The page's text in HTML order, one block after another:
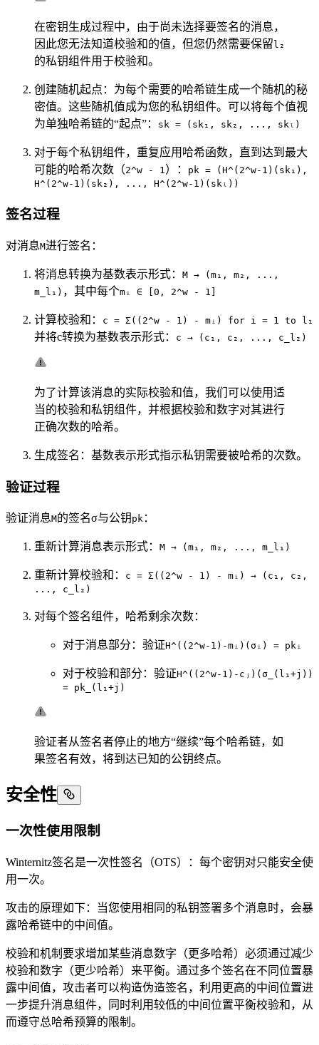
在密钥生成过程中，由于尚未选择要签名的消息，
因此您无法知道校验和的值，但您仍然需要保留 l₂
的私钥组件用于校验和。
创建随机起点：为每个需要的哈希链生成一个随机的秘
密值。这些随机值成为您的私钥组件。可以将每个值视
为单独哈希链的“起点”：
sk = (sk₁, sk₂, ..., skₗ)
对于每个私钥组件，重复应用哈希函数，直到达到最大
可能的哈希次数（2^w - 1）：
pk = (H^(2^w-1)(sk₁),
H^(2^w-1)(sk₂), ..., H^(2^w-1)(skₗ))
签名过程
对消息M进行签名：
将消息转换为基数表示形式： M → (m₁, m₂, ...,
m_l₁) ，其中每个mᵢ ∈ [0, 2^w - 1]
计算校验和： c = Σ((2^w - 1) - mᵢ) for i = 1 to l₁
并将c转换为基数表示形式： c → (c₁, c₂, ..., c_l₂)
为了计算该消息的实际校验和值，我们可以使用适
当的校验和私钥组件，并根据校验和数字对其进行
正确次数的哈希。
生成签名：基数表示形式指示私钥需要被哈希的次数。
验证过程
验证消息M的签名σ与公钥 pk ：
重新计算消息表示形式： M → (m₁, m₂, ..., m_l₁)
重新计算校验和：
c = Σ((2^w - 1) - mᵢ) → (c₁, c₂,
..., c_l₂)
对每个签名组件，哈希剩余次数：
对于消息部分：验证H^((2^w-1)-mᵢ)(σᵢ) = pkᵢ
对于校验和部分：验证H^((2^w-1)-cⱼ)(σ_(l₁+j))
= pk_(l₁+j)
验证者从签名者停止的地方“继续”每个哈希链，如
果签名有效，将到达已知的公钥终点。
安全性
一次性使用限制
Winternitz签名是一次性签名（OTS）：每个密钥对只能安全使
用一次。
攻击的原理如下：当您使用相同的私钥签署多个消息时，会暴
露哈希链中的中间值。
校验和机制要求增加某些消息数字（更多哈希）必须通过减少
校验和数字（更少哈希）来平衡。通过多个签名在不同位置暴
露中间值，攻击者可以构造伪造签名，利用更高的中间位置进
一步提升消息组件，同时利用较低的中间位置平衡校验和，从
而遵守总哈希预算的限制。